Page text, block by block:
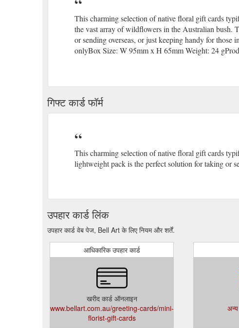
This charming selection of native floral gift cards
the vast array of wildflowers in the Australian bush.
or sending overseas, or just keeping handy for
onlyBox Size: W 95mm x H 65mm Weight: 24
गिफ्ट कार्ड फॉर्म
This charming selection of native floral gift cards
lightweight pack is the perfect solution for taking or
उपहार कार्ड लिंक
उपहार कार्ड वेब पेज, Bell Art के लिए नियम और शर्तें.
आधिकारिक उपहार कार्ड
खरीद कार्ड ऑनलाइन
www.bellart.com.au/greeting-cards/mini-
florist-gift-cards
अन्य